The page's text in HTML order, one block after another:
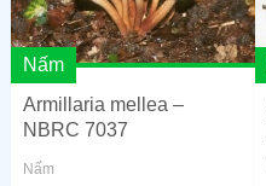
Nấm
Armillaria mellea –
NBRC 7037
Nấm